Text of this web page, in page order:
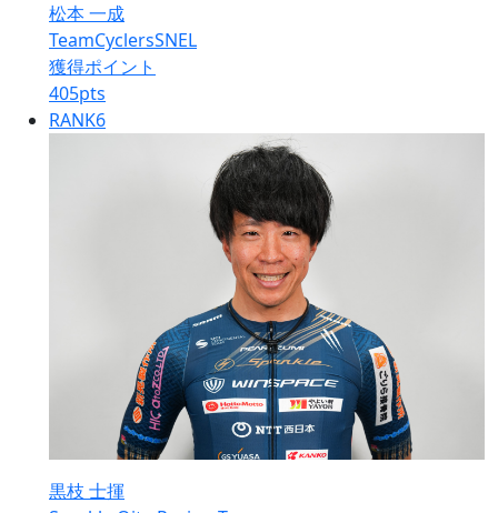
松本 一成
TeamCyclersSNEL
獲得ポイント
405pts
RANK6
黒枝 士揮